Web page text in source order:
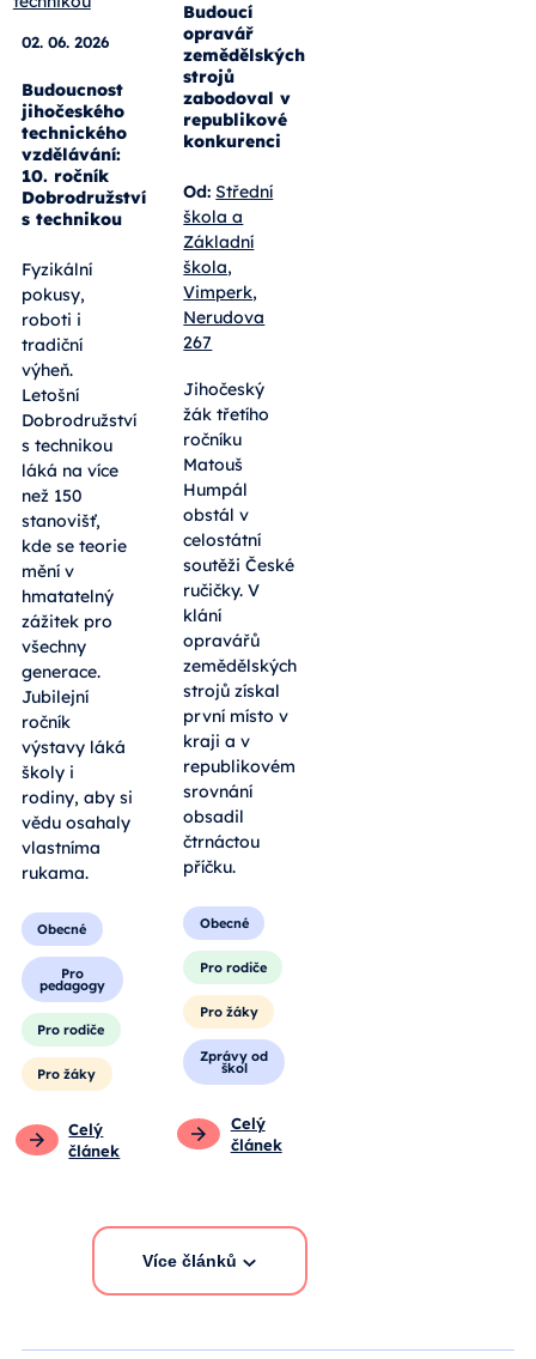
02. 06. 2026
Budoucnost
jihočeského
technického
vzdělávání:
10. ročník
Dobrodružství
s technikou
Fyzikální
pokusy,
roboti i
tradiční
výheň.
Letošní
Dobrodružství
s technikou
láká na více
než 150
stanovišť,
kde se teorie
mění v
hmatatelný
zážitek pro
všechny
generace.
Jubilejní
ročník
výstavy láká
školy i
rodiny, aby si
vědu osahaly
vlastníma
rukama.
Obecné
Pro
pedagogy
Pro rodiče
Pro žáky
Celý
článek
Budoucí
opravář
zemědělských
strojů
zabodoval v
republikové
konkurenci
Od: Střední
škola a
Základní
škola,
Vimperk,
Nerudova
267
Jihočeský
žák třetího
ročníku
Matouš
Humpál
obstál v
celostátní
soutěži České
ručičky. V
klání
opravářů
zemědělských
strojů získal
první místo v
kraji a v
republikovém
srovnání
obsadil
čtrnáctou
příčku.
Obecné
Pro rodiče
Pro žáky
Zprávy od
škol
Celý
článek
Více článků